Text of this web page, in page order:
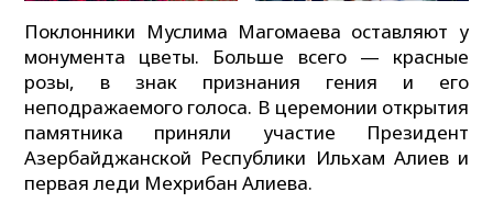
Поклонники Муслима Магомаева оставляют у
монумента цветы. Больше всего — красные
розы, в знак признания гения и его
неподражаемого голоса. В церемонии открытия
памятника приняли участие Президент
Азербайджанской Республики Ильхам Алиев и
первая леди Мехрибан Алиева.